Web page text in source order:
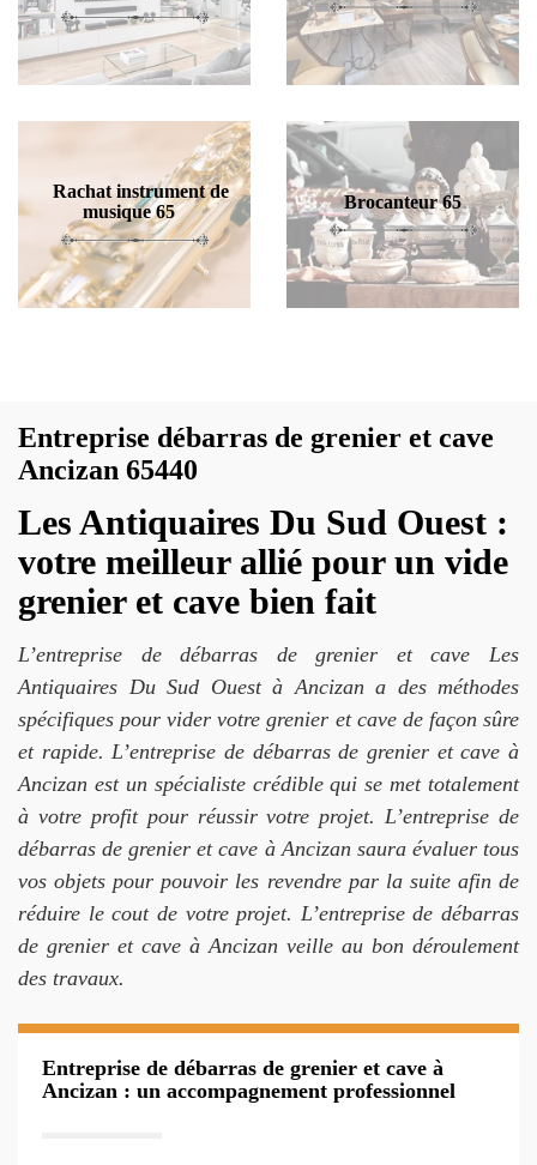
Rachat instrument de
musique 65
Brocanteur 65
Entreprise débarras de grenier et cave
Ancizan 65440
Les Antiquaires Du Sud Ouest :
votre meilleur allié pour un vide
grenier et cave bien fait
L’entreprise de débarras de grenier et cave Les
Antiquaires Du Sud Ouest à Ancizan a des méthodes
spécifiques pour vider votre grenier et cave de façon sûre
et rapide. L’entreprise de débarras de grenier et cave à
Ancizan est un spécialiste crédible qui se met totalement
à votre profit pour réussir votre projet. L’entreprise de
débarras de grenier et cave à Ancizan saura évaluer tous
vos objets pour pouvoir les revendre par la suite afin de
réduire le cout de votre projet. L’entreprise de débarras
de grenier et cave à Ancizan veille au bon déroulement
des travaux.
Entreprise de débarras de grenier et cave à
Ancizan : un accompagnement professionnel